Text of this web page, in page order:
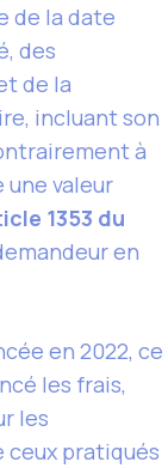
de la date
des
de la
incluant son
à
valeur
1353 du
en
en 2022, ce
les frais,
les
ceux pratiqués